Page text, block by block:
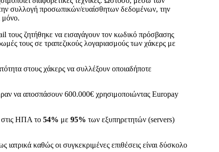
συλλογή προσωπικών/ευαίσθητων δεδομένων, την
μόνο.
τους ζητήθηκε να εισαγάγουν τον κωδικό πρόσβασης
τους σε τραπεζικούς λογαριασμούς των χάκερς με
στους χάκερς να συλλέξουν οποιαδήποτε
να αποσπάσουν 600.000€ χρησιμοποιώντας Europay
στις ΗΠΑ το 54% με 95% των εξυπηρετητών (servers)
καθώς οι συγκεκριμένες επιθέσεις είναι δύσκολο